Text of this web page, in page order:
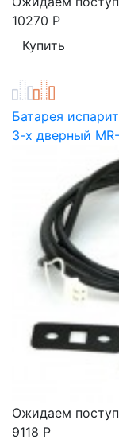
10270 Р
Батарея
3-х дверный
Ожидаем
9118 Р